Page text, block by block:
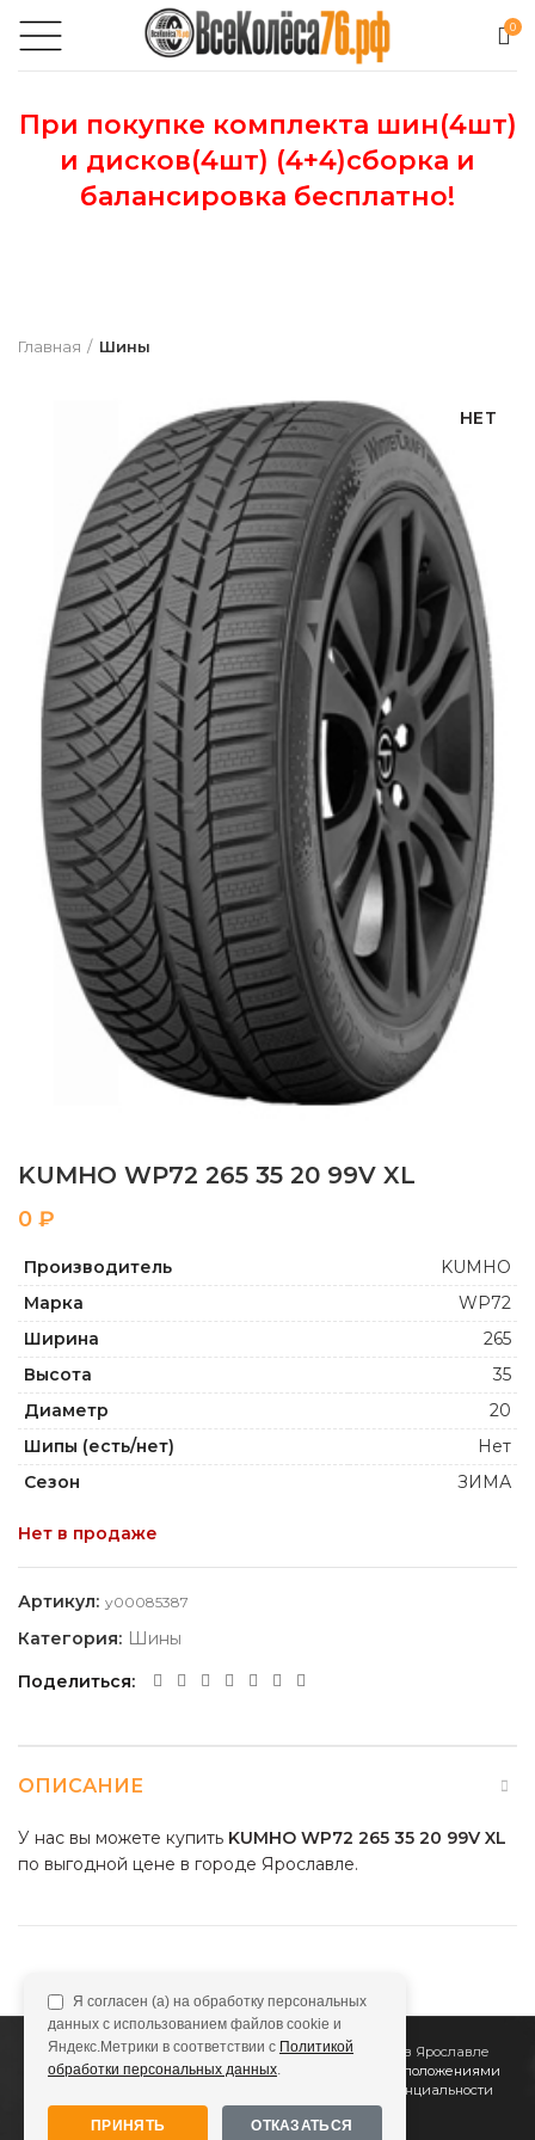
0
При покупке комплекта шин(4шт)
и дисков(4шт) (4+4)сборка и
балансировка бесплатно!
Главная Шины
НЕТ
KUMHO WP72 265 35 20 99V XL
₽
Производитель
KUMHO
Марка
WP72
Ширина
265
Высота
35
Диаметр
20
Шипы (есть/нет)
Нет
Сезон
ЗИМА
Нет в продаже
Артикул: y00085387
Категория: Шины
Поделиться
ОПИСАНИЕ
У нас вы можете купить KUMHO WP72 265 35 20 99V XL
по выгодной цене в городе Ярославле.
2011Все Колёса Интернет-магазин шин и дисков в Ярославле
Сайт не является публичной офертой, определяемой положениями
Политике конфиденциальности
Я согласен (а) на обработку персональных
данных с использованием файлов cookie и
Яндекс.Метрики в соответствии с Политикой
обработки персональных данных.
ПРИНЯТЬ ОТКАЗАТЬСЯ